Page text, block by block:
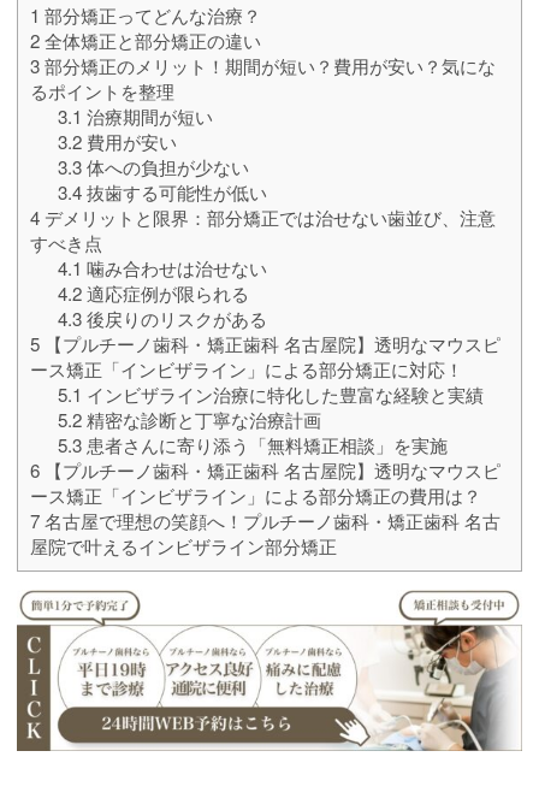
1 部分矯正ってどんな治療？
2全体矯正と部分矯正の違い
3部分矯正のメリット！期間が短い？費用が安い？気にな
るポイントを整理
3.1 治療期間が短い
3.2費用が安い
3.3体への負担が少ない
3.4抜歯する可能性が低い
4 デメリットと限界：部分矯正では治せない歯並び、注意
すべき点
4.1 噛み合わせは治せない
4.2適応症例が限られる
4.3後戻りのリスクがある
5 【プルチーノ歯科・矯正歯科 名古屋院】透明なマウスピ
ース矯正「インビザライン」による部分矯正に対応！
5.1 インビザライン治療に特化した豊富な経験と実績
5.2精密な診断と丁寧な治療計画
5.3患者さんに寄り添う「無料矯正相談」を実施
6 【プルチーノ歯科・矯正歯科 名古屋院】透明なマウスピ
ース矯正「インビザライン」による部分矯正の費用は？
7名古屋で理想の笑顔へ！プルチーノ歯科・矯正歯科 名古
屋院で叶えるインビザライン部分矯正